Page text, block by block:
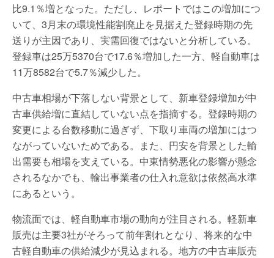
比9.1％増となった。ただし、レポートではこの増加につ
いて、3月末の環境性能割廃止を見据えた登録時期の先
送りが主因であり、実需回復ではないと分析している。
登録車は25万5370台で17.6％増加した一方、軽自動車は
11万8582台で5.7％減少した。
中古車相場が下落しない背景として、新車登録増加が中
古車供給増に直結していない点を指摘する。登録時期の
変更による台数移動に過ぎず、下取り車両の増加にはつ
ながっていないためである。また、円安を背景とした輸
出需要も相場を支えている。中東情勢悪化の影響が懸念
されるなかでも、輸出事業者の仕入れ意欲は依然高水準
にあるという。
物流面では、軽自動車市場の動向が注目される。軽新車
販売は主要3社がそろって前年割れとなり、将来的な中
古軽自動車の供給減少が見込まれる。地方の中古車販売